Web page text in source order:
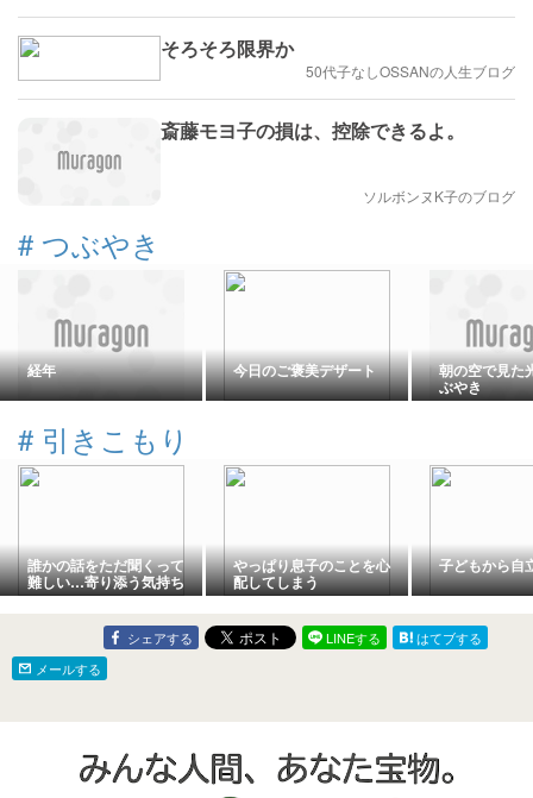
そろそろ限界か
50代子なしOSSANの人生ブログ
斎藤モヨ子の損は、控除できるよ。
ソルボンヌK子のブログ
# つぶやき
経年 今日のご褒美デザート 朝の空で見た
ぶやき
# 引きこもり
誰かの話をただ聞くって
難しい…寄り添う気持ち
がないと聞き流している
のと一緒になってしまう
やっぱり息子のことを心
配してしまう
子どもから自
シェアする LINEする
はてブする
メールする